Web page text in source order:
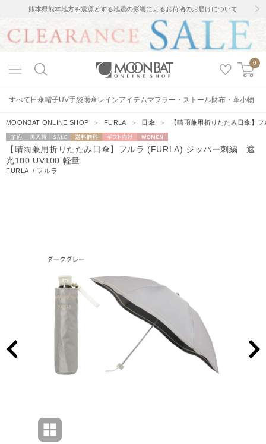
熊本県熊本地方を震源とする地震の影響によるお荷物のお届けについて
0
すべて 日傘帽子UV手袋雨傘レインアイテムマフラー・ストール財布・革小物
MOONBAT ONLINE SHOP ＞ FURLA ＞ 日傘 ＞ 【晴雨兼用折りたたみ日傘】
予約 再入荷 セー
ル
送料無料 ギフト向
け
WOMEN
【晴雨兼用折りたたみ日傘】フルラ (FURLA) ジッパー刺繍 遮
光100 UV100 軽量
FURLA / フルラ